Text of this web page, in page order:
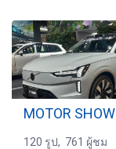
120 รูป, 761 ผู้ชม